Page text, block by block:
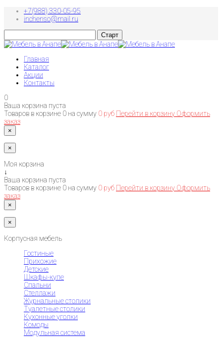
+7(988) 330-05-95
inchenso@mail.ru
Главная
Каталог
Акции
Контакты
0
Ваша корзина пуста
Товаров в корзине 0 на сумму 0 руб Перейти в корзину Оформить
заказ
×
×
Моя корзина
↓
Ваша корзина пуста
Товаров в корзине 0 на сумму 0 руб Перейти в корзину Оформить
заказ
×
×
Корпусная мебель
Гостиные
Прихожие
Детские
Шкафы-купе
Спальни
Стеллажи
Журнальные столики
Туалетные столики
Кухонные уголки
Комоды
Модульная система